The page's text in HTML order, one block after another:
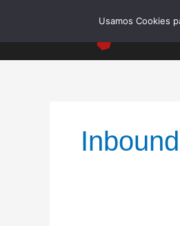
o
Inbound
Usamos Cookies